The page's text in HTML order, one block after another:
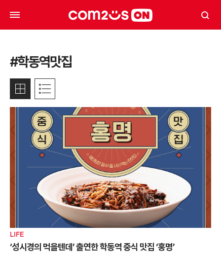
#학동역맛집
LIFE
‘성시경의 먹을텐데’ 출연한 학동역 중식 맛집 ‘홍명’